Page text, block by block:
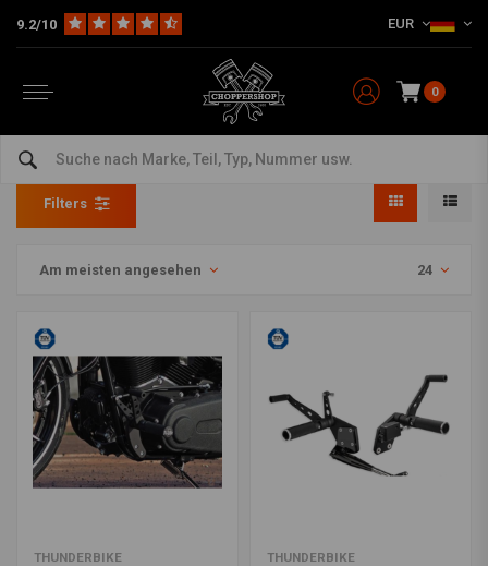
9.2/10 EUR
0
Thunderbike
Home Marken Thunderbike
Filters
Am meisten angesehen 24
THUNDERBIKE THUNDERBIKE